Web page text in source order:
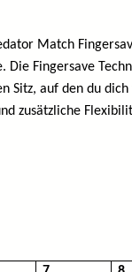
Match
Die Fingersave
Sitz, auf den du
zusätzliche